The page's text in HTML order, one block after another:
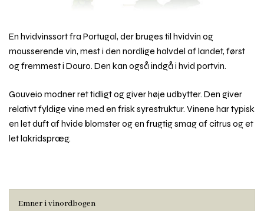
En hvidvinssort fra Portugal, der bruges til hvidvin og
mousserende vin, mest i den nordlige halvdel af landet, først
og fremmest i Douro. Den kan også indgå i hvid portvin.
Gouveio modner ret tidligt og giver høje udbytter. Den giver
relativt fyldige vine med en frisk syrestruktur. Vinene har typisk
en let duft af hvide blomster og en frugtig smag af citrus og et
let lakridspræg.
Emner i vinordbogen